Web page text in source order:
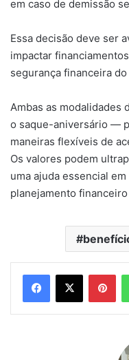
em caso de demissão
Essa decisão deve ser
impactar
segurança financeira
Ambas as modalidades
o saque-aniversário —
maneiras flexíveis de
Os valores podem
uma ajuda essencial
planejamento